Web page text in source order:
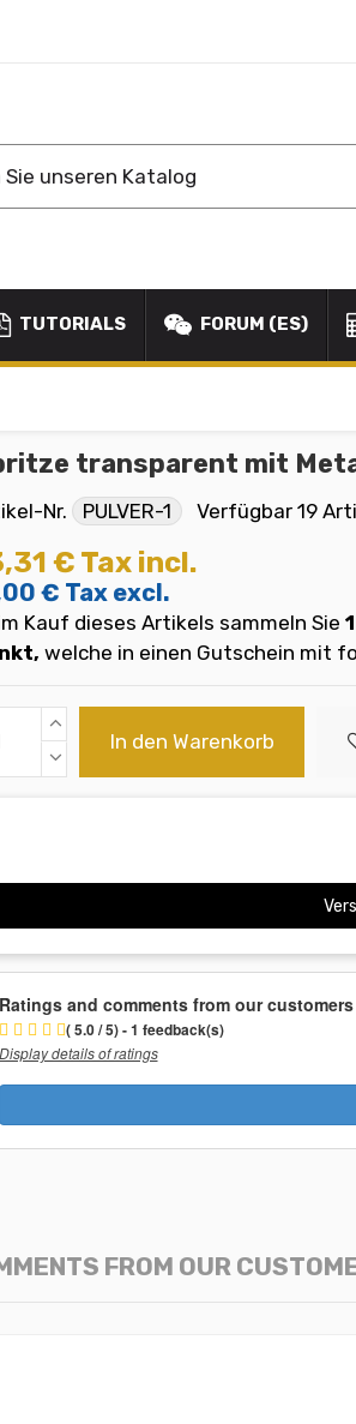
TUTORIALS FORUM (ES)
transparent mit
Nr. PULVER-1 Verfügbar 19
€ Tax incl.
€ Tax excl.
Kauf dieses Artikels sammeln Sie 1
welche in einen Gutschein mit
In den Warenkorb
Ratings and comments from our customers
( 5.0 / 5) - 1 feedback(s)
Display details of ratings
FROM OUR